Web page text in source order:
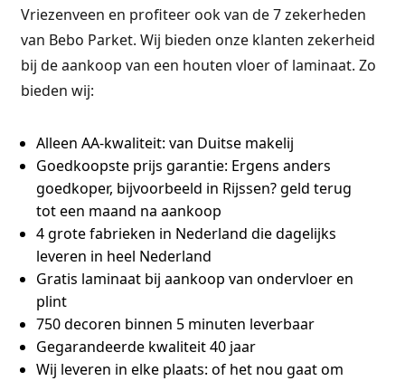
Vriezenveen en profiteer ook van de 7 zekerheden
van Bebo Parket. Wij bieden onze klanten zekerheid
bij de aankoop van een houten vloer of laminaat. Zo
bieden wij:
Alleen AA-kwaliteit: van Duitse makelij
Goedkoopste prijs garantie: Ergens anders
goedkoper, bijvoorbeeld in Rijssen? geld terug
tot een maand na aankoop
4 grote fabrieken in Nederland die dagelijks
leveren in heel Nederland
Gratis laminaat bij aankoop van ondervloer en
plint
750 decoren binnen 5 minuten leverbaar
Gegarandeerde kwaliteit 40 jaar
Wij leveren in elke plaats: of het nou gaat om